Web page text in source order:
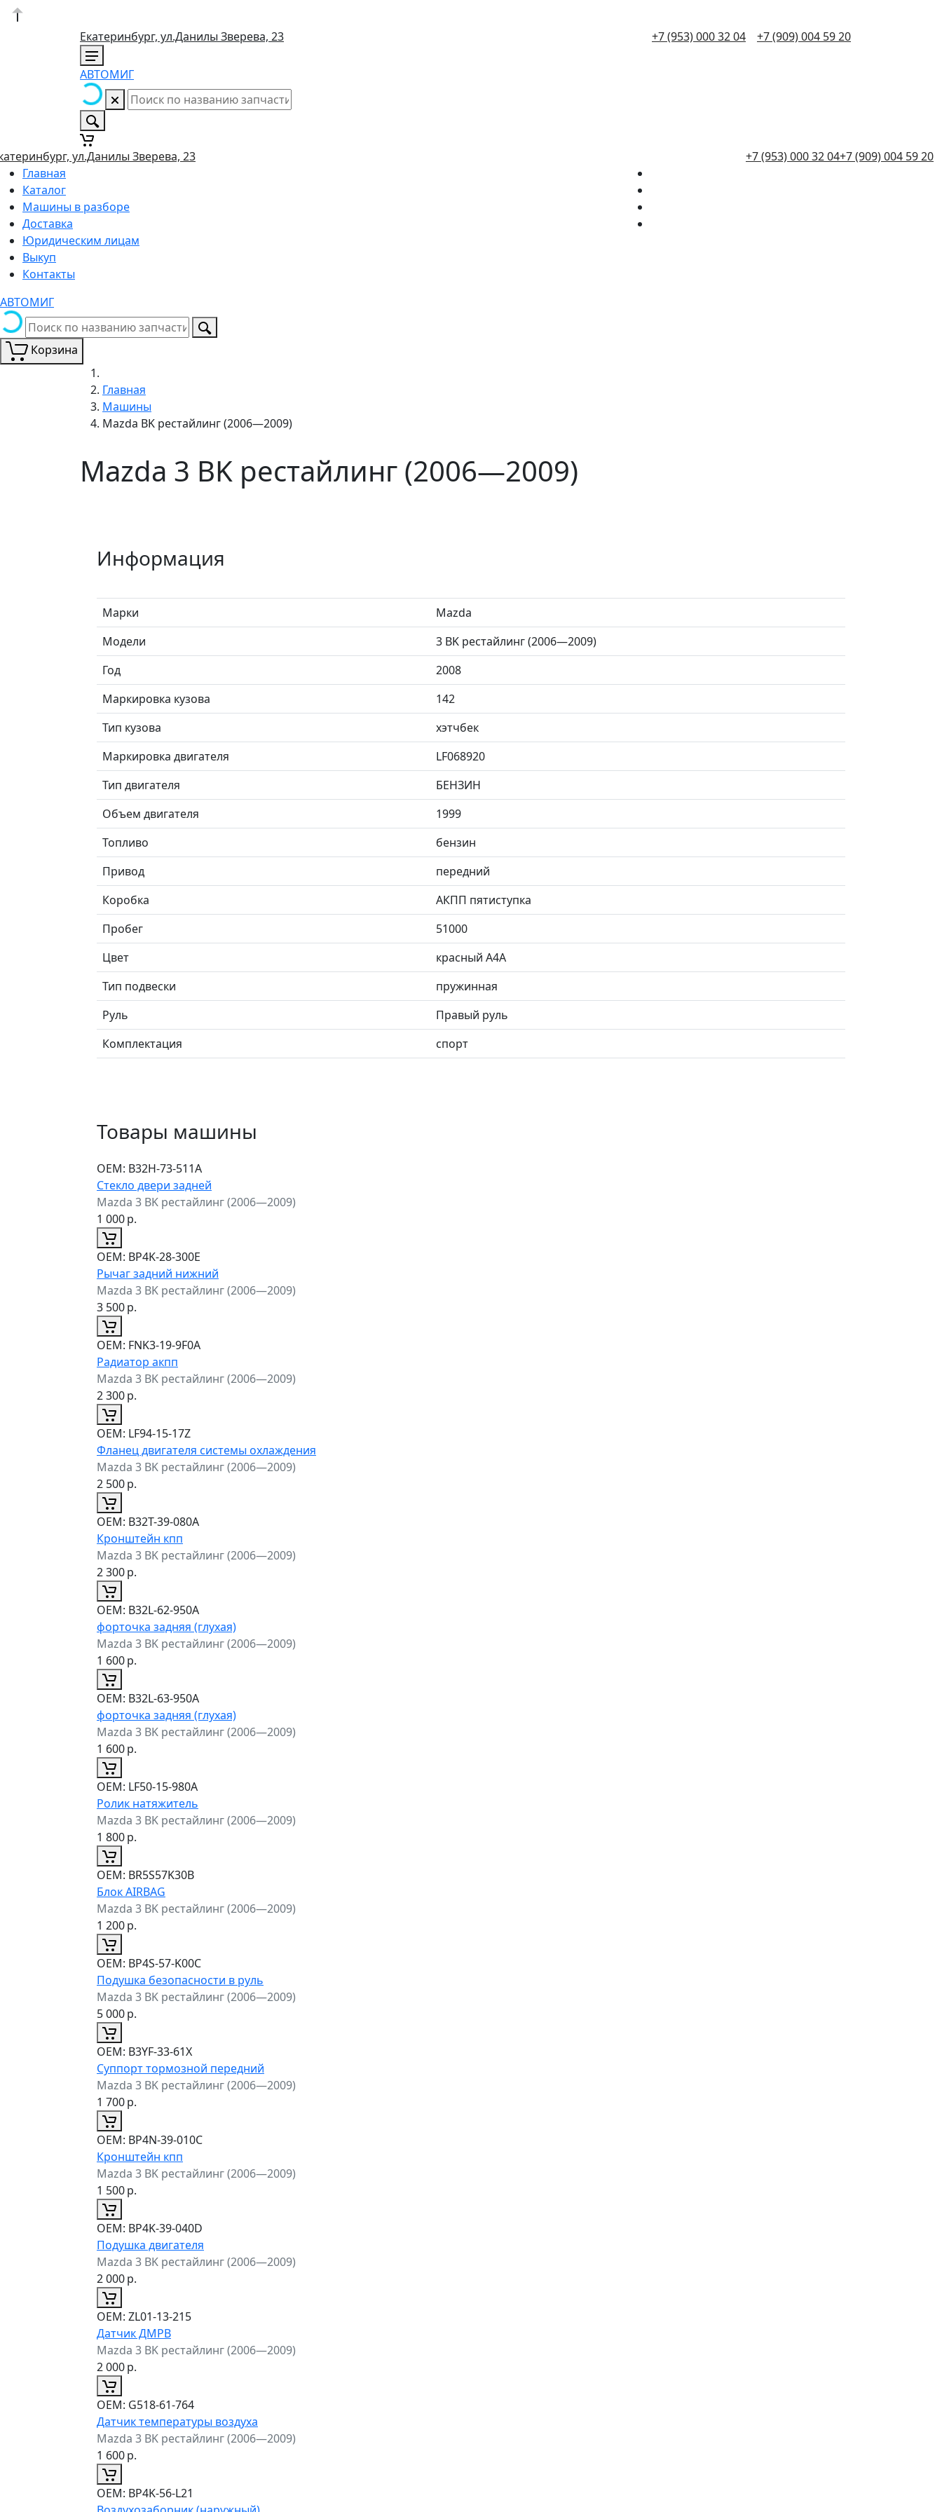
Екатеринбург, ул.Данилы Зверева, 23 +7 (953) 000 32 04 +7 (909) 004 59 20
АВТОМИГ
ул.Данилы Зверева, 23 +7 (953) 000 32 04+7 (909) 004 59 20
Главная
Каталог
Машины в разборе
Доставка
Юридическим лицам
Выкуп
Контакты
АВТОМИГ
Корзина
Главная
Машины
Mazda BK рестайлинг (2006—2009)
Mazda 3 BK рестайлинг (2006—2009)
Информация
Марки
Mazda
Модели
3 BK рестайлинг (2006—2009)
Год
2008
Маркировка кузова
142
Тип кузова
хэтчбек
Маркировка двигателя
LF068920
Тип двигателя
БЕНЗИН
Объем двигателя
1999
Топливо
бензин
Привод
передний
Коробка
АКПП пятиступка
Пробег
51000
Цвет
красный А4А
Тип подвески
пружинная
Руль
Правый руль
Комплектация
спорт
Товары машины
ОЕМ: B32H-73-511A
Стекло двери задней
Mazda 3 BK рестайлинг (2006—2009)
1 000р.
ОЕМ: BP4K-28-300E
Рычаг задний нижний
Mazda 3 BK рестайлинг (2006—2009)
3 500р.
ОЕМ: FNK3-19-9F0A
Радиатор акпп
Mazda 3 BK рестайлинг (2006—2009)
2 300р.
ОЕМ: LF94-15-17Z
Фланец двигателя системы охлаждения
Mazda 3 BK рестайлинг (2006—2009)
2 500р.
ОЕМ: B32T-39-080A
Кронштейн кпп
Mazda 3 BK рестайлинг (2006—2009)
2 300р.
ОЕМ: B32L-62-950A
форточка задняя (глухая)
Mazda 3 BK рестайлинг (2006—2009)
1 600р.
ОЕМ: B32L-63-950A
форточка задняя (глухая)
Mazda 3 BK рестайлинг (2006—2009)
1 600р.
ОЕМ: LF50-15-980A
Ролик натяжитель
Mazda 3 BK рестайлинг (2006—2009)
1 800р.
ОЕМ: BR5S57K30B
Блок AIRBAG
Mazda 3 BK рестайлинг (2006—2009)
1 200р.
ОЕМ: BP4S-57-K00C
Подушка безопасности в руль
Mazda 3 BK рестайлинг (2006—2009)
5 000р.
ОЕМ: B3YF-33-61X
Суппорт тормозной передний
Mazda 3 BK рестайлинг (2006—2009)
1 700р.
ОЕМ: BP4N-39-010C
Кронштейн кпп
Mazda 3 BK рестайлинг (2006—2009)
1 500р.
ОЕМ: BP4K-39-040D
Подушка двигателя
Mazda 3 BK рестайлинг (2006—2009)
2 000р.
ОЕМ: ZL01-13-215
Датчик ДМРВ
Mazda 3 BK рестайлинг (2006—2009)
2 000р.
ОЕМ: G518-61-764
Датчик температуры воздуха
Mazda 3 BK рестайлинг (2006—2009)
1 600р.
ОЕМ: BP4K-56-L21